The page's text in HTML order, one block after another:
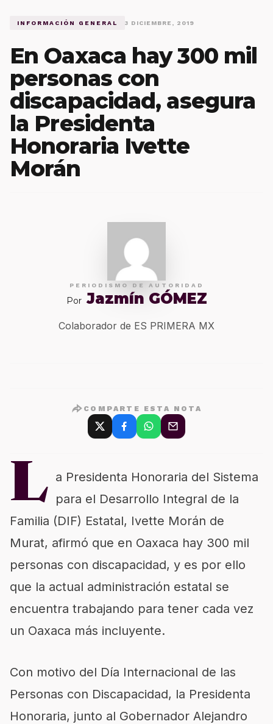
INFORMACIÓN GENERAL 3 DICIEMBRE, 2019
En Oaxaca hay 300 mil
personas con
discapacidad, asegura
la Presidenta
Honoraria Ivette
Morán
PERIODISMO DE AUTORIDAD
Por Jazmín GÓMEZ
Colaborador de ES PRIMERA MX
COMPARTE ESTA NOTA
L a Presidenta Honoraria del Sistema
para el Desarrollo Integral de la
Familia (DIF) Estatal, Ivette Morán de
Murat, afirmó que en Oaxaca hay 300 mil
personas con discapacidad, y es por ello
que la actual administración estatal se
encuentra trabajando para tener cada vez
un Oaxaca más incluyente.
Con motivo del Día Internacional de las
Personas con Discapacidad, la Presidenta
Honoraria, junto al Gobernador Alejandro